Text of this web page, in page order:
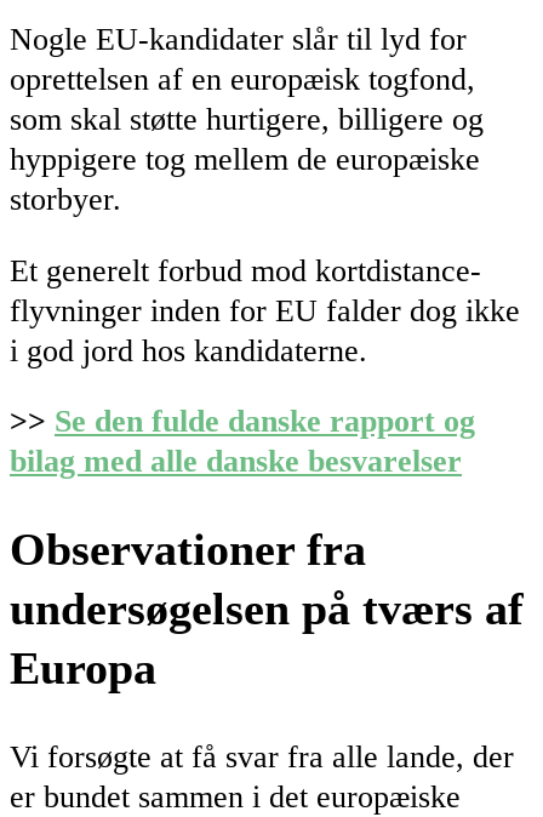
Nogle EU-kandidater slår til lyd for
oprettelsen af en europæisk togfond,
som skal støtte hurtigere, billigere og
hyppigere tog mellem de europæiske
storbyer.
Et generelt forbud mod kortdistance-
flyvninger inden for EU falder dog ikke
i god jord hos kandidaterne.
>> Se den fulde danske rapport og
bilag med alle danske besvarelser
Observationer fra
undersøgelsen på tværs af
Europa
Vi forsøgte at få svar fra alle lande, der
er bundet sammen i det europæiske